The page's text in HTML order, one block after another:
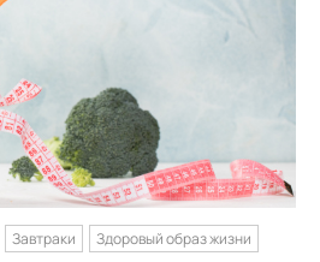
Завтраки
Здоровый образ жизни